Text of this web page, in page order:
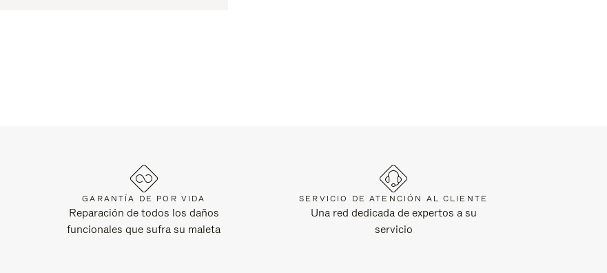
GARANTÍA DE POR VIDA
Reparación de todos los daños
funcionales que sufra su maleta
SERVICIO DE ATENCIÓN AL CLIENTE
Una red dedicada de expertos a su
servicio